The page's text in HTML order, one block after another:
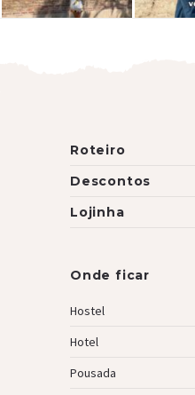
Roteiro
Descontos
Lojinha
Onde ficar
Hostel
Hotel
Pousada